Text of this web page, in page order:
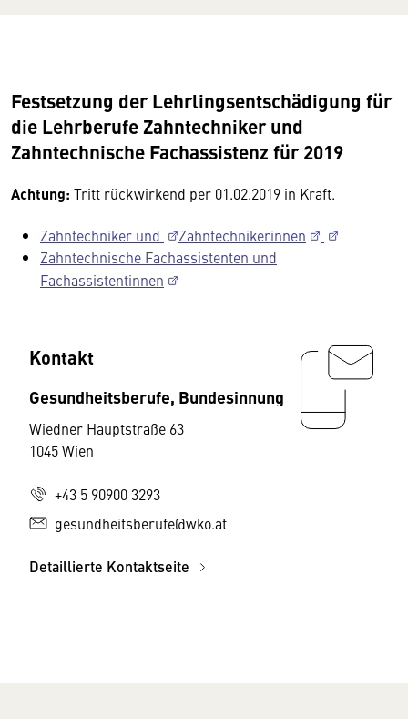
Festsetzung der Lehrlingsentschädigung für
die Lehrberufe Zahntechniker und
Zahntechnische Fachassistenz für 2019
Achtung: Tritt rückwirkend per 01.02.2019 in Kraft.
Zahntechniker und
Zahntechnikerinnen
Zahntechnische Fachassistenten und
Fachassistentinnen
Kontakt
Gesundheitsberufe, Bundesinnung
Wiedner Hauptstraße 63
1045 Wien
+43 5 90900 3293
gesundheitsberufe@wko.at
Detaillierte Kontaktseite